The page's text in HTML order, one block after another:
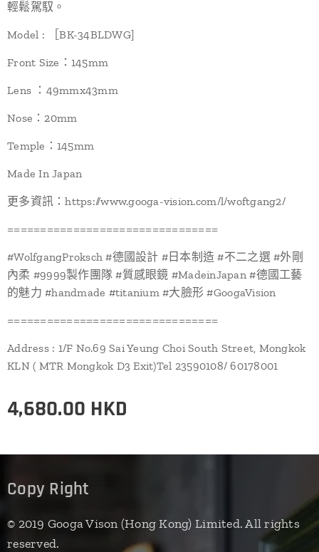
輕鬆駕馭。
Model : ［BK-34BLDWG]
Front Size：145mm
Lens ：49mmx43mm
Nose：20mm
Temple：145mm
Made In Japan
更多資訊：https://www.googa-vision.com/l/woftgang2/
================================
#WolfgangProksch #德國設計 #日本制造 #不二之選 #外剛
內柔 #9999製作團隊 #質感眼鏡 #MadeinJapan #德國工藝
的魅力 #handmade #titanium #大臉形 #GoogaVision
================================
Address : 1/F No.69 Sai Yeung Choi South Street, Mongkok
KLN ( MTR Mongkok D3 Exit)Tel 23590108/ 60178001
4,680.00 HKD
Copy Right
© 2019 Googa Vison (Hong Kong) Limited. All rights
reserved.